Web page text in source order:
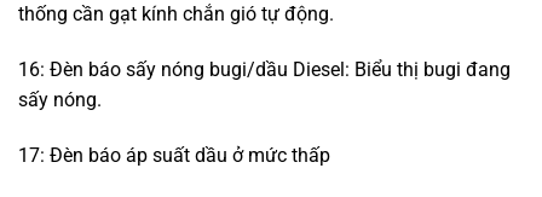
thống cần gạt kính chắn gió tự động.
16: Đèn báo sấy nóng bugi/dầu Diesel: Biểu thị bugi đang
sấy nóng.
17: Đèn báo áp suất dầu ở mức thấp